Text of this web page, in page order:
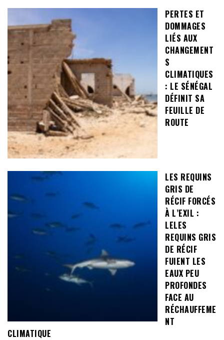
PERTES ET
DOMMAGES
LIÉS AUX
CHANGEMENT
S
CLIMATIQUES
: LE SÉNÉGAL
DÉFINIT SA
FEUILLE DE
ROUTE
LES REQUINS
GRIS DE
RÉCIF FORCÉS
À L’EXIL :
LELES
REQUINS GRIS
DE RÉCIF
FUIENT LES
EAUX PEU
PROFONDES
FACE AU
RÉCHAUFFEME
NT
CLIMATIQUE